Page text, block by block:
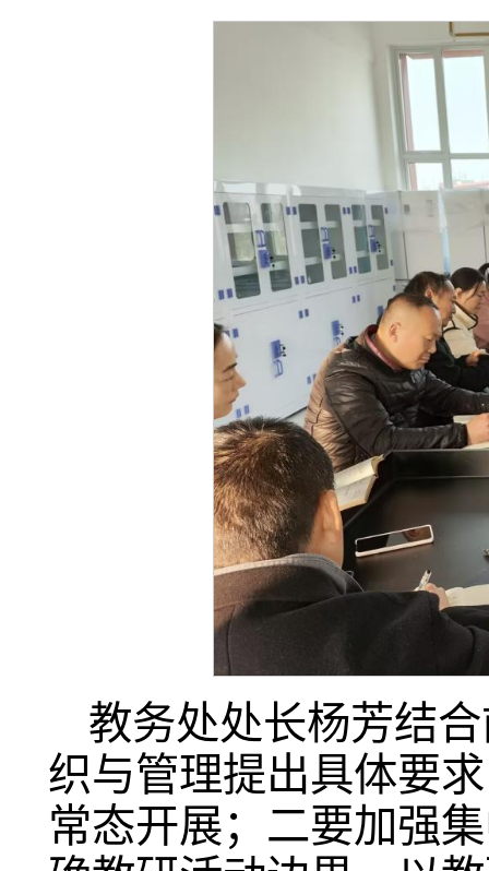
教务处处长杨芳结
织与管理提出具体要
常态开展；二要加强